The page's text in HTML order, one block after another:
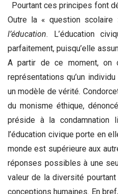
Pourtant ces principes font
Outre la « question
l’éducation. L’éducation
parfaitement, puisqu’elle
A partir de ce moment, on
représentations qu’un
un modèle de vérité.
du monisme éthique,
préside à la condamnation
l’éducation civique porte en
monde est supérieure aux
réponses possibles à une
valeur de la diversité
conceptions humaines. En